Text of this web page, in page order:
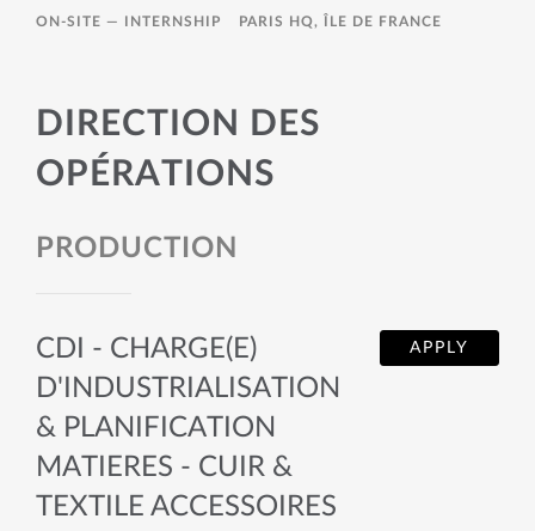
ON-SITE — INTERNSHIP PARIS HQ, ÎLE DE FRANCE
DIRECTION DES
OPÉRATIONS
PRODUCTION
APPLY
CDI - CHARGE(E)
D'INDUSTRIALISATION
& PLANIFICATION
MATIERES - CUIR &
TEXTILE ACCESSOIRES